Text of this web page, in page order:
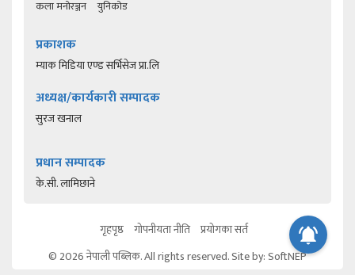
कला मनोरञ्जन
युनिकोड
प्रकाशक
म्याक मिडिया एण्ड सर्भिसेज प्रा.लि
अध्यक्ष/कार्यकारी सम्पादक
सुरज खनाल
प्रधान सम्पादक
के.सी. लामिछाने
गृहपृष्ठ गोपनीयता नीति प्रयोगका सर्त
© 2026 नेपाली पब्लिक. All rights reserved. Site by:SoftNEP